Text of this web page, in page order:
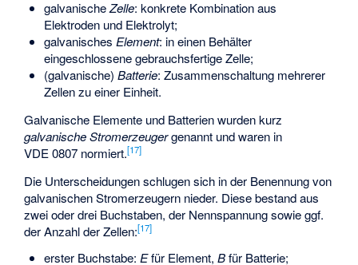
galvanischeZelle: konkrete Kombination aus
Elektroden und Elektrolyt;
galvanisches Element: in einen Behälter
eingeschlossene gebrauchsfertige Zelle;
(galvanische) Batterie: Zusammenschaltung mehrerer
Zellen zu einer Einheit.
Galvanische Elemente und Batterien wurden kurz
galvanische Stromerzeugergenannt und waren in
VDE 0807 normiert.[17]
Die Unterscheidungen schlugen sich in der Benennung von
galvanischen Stromerzeugern nieder. Diese bestand aus
zwei oder drei Buchstaben, der Nennspannung sowie ggf.
der Anzahl der Zellen:[17]
erster Buchstabe: Efür Element, Bfür Batterie;